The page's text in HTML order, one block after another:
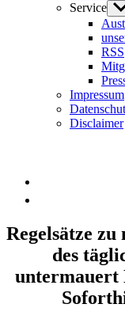
Service
RSS
Impressum
Disclaimer
Regelsätze
des
untermauert